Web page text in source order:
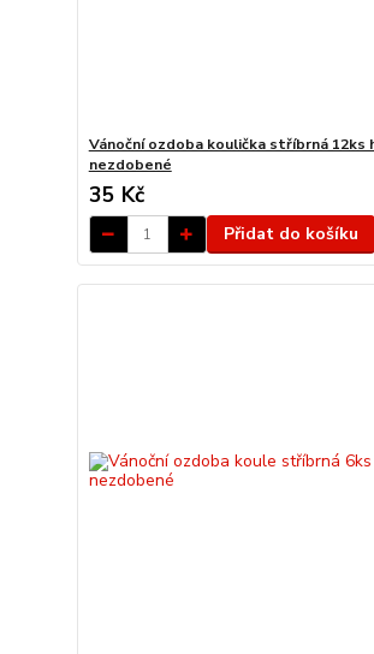
Vánoční ozdoba koulička stříbrná 12ks
nezdobené
35 Kč
Přidat do košíku